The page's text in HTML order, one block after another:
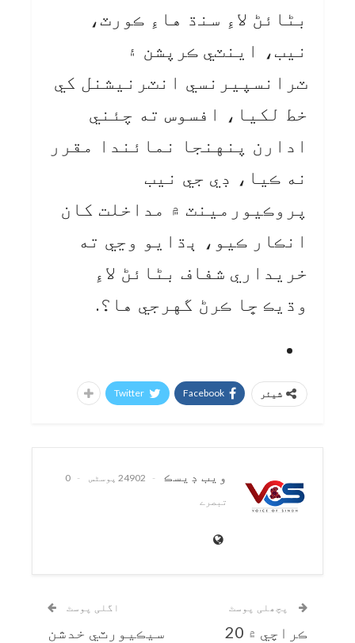
بڻائڻ لاءِ سنڌ هاءِ ڪورٽ،
نيب، اينٽي ڪرپشن ۽
ٽرانسپيرنسي انٽرنيشنل کي
خط لکيا، افسوس ته چئني
ادارن پنهنجا نمائندا مقرر
نه ڪيا، ڊي جي نيب
پروڪيورمينٽ ۾ مداخلت کان
انڪار ڪيو، ٻڌايو وڃي ته
خريداري شفاف بڻائڻ لاءِ
وڌيڪ ڇا ڪرڻ گهرجي ها؟.
شیئر Facebook
Twitter
ويب ڊيسڪ 24902 پوسٹس
0
تبصرے
پچھلی پوسٹ
ڪراچي ۾ 20
اگلی پوسٹ
سيڪيورٽي خدشن